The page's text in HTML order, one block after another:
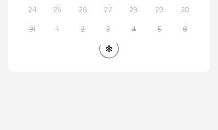
24 25 26 27 28 29 30
31 1 2 3 4 5 6